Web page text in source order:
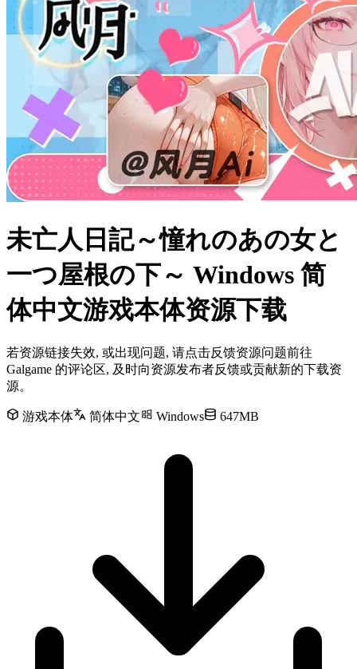
未亡人日記～憧れのあの女と
一つ屋根の下～ Windows 简
体中文游戏本体资源下载
若资源链接失效, 或出现问题, 请点击反馈资源问题前往
Galgame 的评论区, 及时向资源发布者反馈或贡献新的下载资
源。
游戏本体 简体中文 Windows 647MB